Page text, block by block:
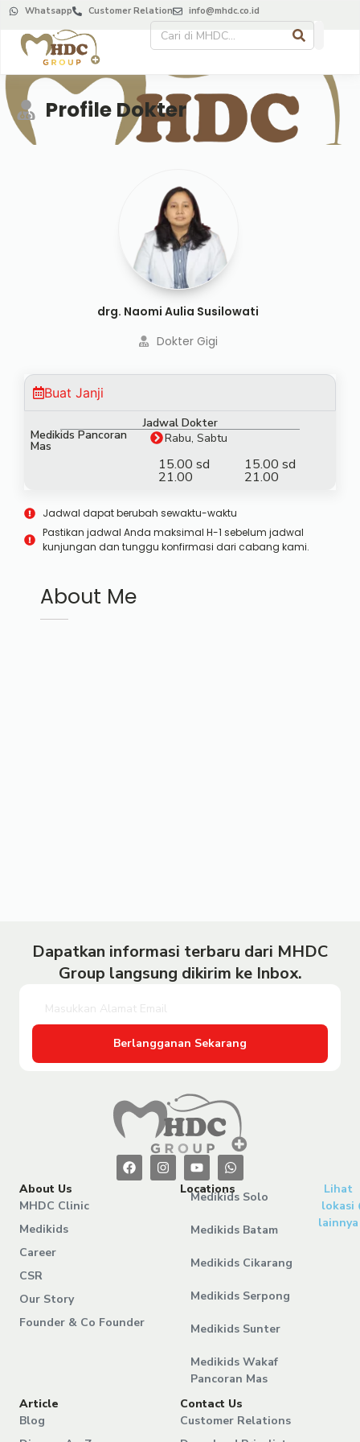
Whatsapp Customer Relation info@mhdc.co.id
Profile Dokter
drg. Naomi Aulia Susilowati
Dokter Gigi
Buat Janji
Jadwal Dokter
Medikids Pancoran
Mas
Rabu, Sabtu
15.00 sd
21.00
15.00 sd
21.00
Jadwal dapat berubah sewaktu-waktu
Pastikan jadwal Anda maksimal H-1 sebelum jadwal
kunjungan dan tunggu konfirmasi dari cabang kami.
About Me
Dapatkan informasi terbaru dari MHDC
Group langsung dikirim ke Inbox.
Berlangganan Sekarang
About Us
MHDC Clinic
Medikids
Career
CSR
Our Story
Founder & Co Founder
Locations
Medikids Solo
Medikids Batam
Medikids Cikarang
Medikids Serpong
Medikids Sunter
Medikids Wakaf
Pancoran Mas
Lihat
lokasi
lainnya
Article
Blog
Contact Us
Customer Relations